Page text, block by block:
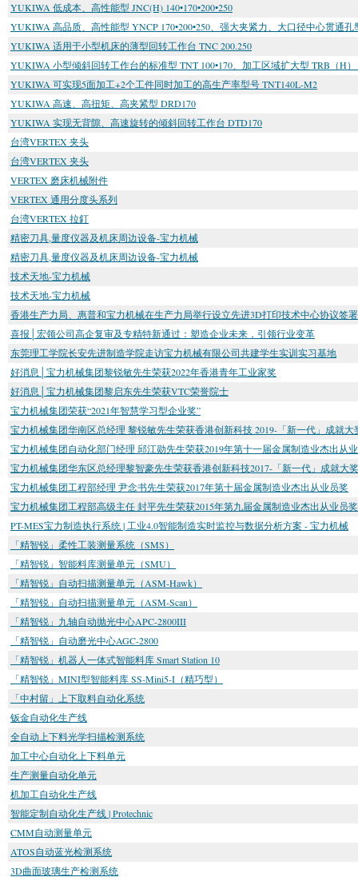
YUKIWA 低成本、高性能型 JNC(H) 140•170•200•250
YUKIWA 高品质、高性能型 YNCP 170•200•250、强大夹紧力、大口径中心贯通孔
YUKIWA 适用于小型机床的薄型回转工作台 TNC 200.250
YUKIWA 小型倾斜回转工作台的标准型 TNT 100•170、加工区域扩大型 TRB（H）
YUKIWA 可实现5面加工+2个工件同时加工的高生产率型号 TNT140L-M2
YUKIWA 高速、高扭矩、高夹紧型 DRD170
YUKIWA 实现无背隙、高速旋转的倾斜回转工作台 DTD170
台湾VERTEX 夹头
台湾VERTEX 夹头
VERTEX 磨床机械附件
VERTEX 通用分度头系列
台湾VERTEX 拉釘
精密刀具,量度仪器及机床周边设备-宝力机械
精密刀具,量度仪器及机床周边设备-宝力机械
技术天地-宝力机械
技术天地-宝力机械
香港生产力局、惠普和宝力机械在生产力局举行设立先进3D打印技术中心协议签
喜报│宏领公司高企复审及专精特新通过：塑造企业未来，引领行业变革
东莞理工学院长安先进制造学院走访宝力机械有限公司共建学生实训实习基地
好消息│宝力机械集团黎锐敏先生荣获2022年香港青年工业家奖
好消息│宝力机械集团黎启东先生荣获VTC荣誉院士
宝力机械集团荣获“2021年智慧学习型企业奖”
宝力机械集团华南区总经理 黎锐敏先生荣获香港创新科技 2019-「新一代」成就大
宝力机械集团自动化部门经理 邱江勋先生荣获2019年第十一届金属制造业杰出从
宝力机械集团华东区总经理黎智豪先生荣获香港创新科技2017-「新一代」成就大奖
宝力机械集团工程部经理 尹念书先生荣获2017年第十届金属制造业杰出从业员奖
宝力机械集团工程部高级主任 封平先生荣获2015年第九届金属制造业杰出从业员奖
PT-MES宝力制造执行系统 | 工业4.0智能制造实时监控与数据分析方案 - 宝力机械
「精智锐」柔性工装测量系统（SMS）
「精智锐」智能料库测量单元（SMU）
「精智锐」自动扫描测量单元（ASM-Hawk）
「精智锐」自动扫描测量单元（ASM-Scan）
「精智锐」九轴自动抛光中心APC-2800III
「精智锐」自动磨光中心AGC-2800
「精智锐」机器人一体式智能料库 Smart Station 10
「精智锐」MINI型智能料库 SS-Mini5-I（精巧型）
「中村留」上下取料自动化系统
钣金自动化生产线
全自动上下料光学扫描检测系统
加工中心自动化上下料单元
生产测量自动化单元
机加工自动化生产线
智能定制自动化生产线 | Protechnic
CMM自动测量单元
ATOS自动蓝光检测系统
3D曲面玻璃生产检测系统